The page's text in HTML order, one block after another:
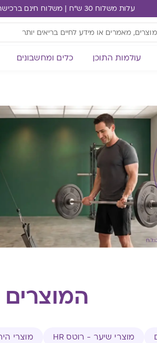
עלות משלוח 30 ש"ח | משלוח חינם ברכישה מעל 249 ₪
עולמות התוכן כלים ומחשבונים
המוצרים
מוצרי שיער - רוטס HR מוצרי